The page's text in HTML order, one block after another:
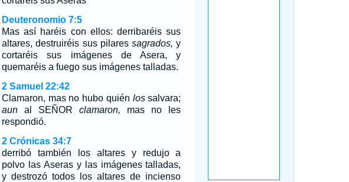
Deuteronomio 7:5
Mas así haréis con ellos: derribaréis sus
altares, destruiréis sus pilaressagrados, y
cortaréis sus imágenes de Asera, y
quemaréis a fuego sus imágenes talladas.
2 Samuel 22:42
Clamaron, mas no hubo quién lossalvara;
aunal SEÑORclamaron, mas no les
respondió.
2 Crónicas 34:7
derribó también los altares y redujo a
polvo las Aseras y las imágenes talladas,
y destrozó todos los altares de incienso